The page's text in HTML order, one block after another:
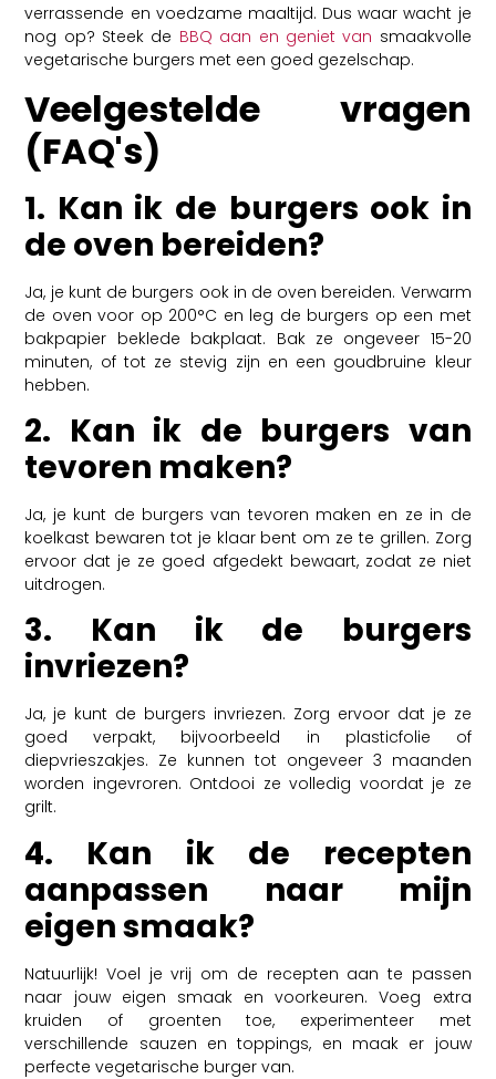
verrassende en voedzame maaltijd. Dus waar wacht je
nog op? Steek de BBQ aan en geniet van smaakvolle
vegetarische burgers met een goed gezelschap.
Veelgestelde vragen
(FAQ's)
1. Kan ik de burgers ook in
de oven bereiden?
Ja, je kunt de burgers ook in de oven bereiden. Verwarm
de oven voor op 200°C en leg de burgers op een met
bakpapier beklede bakplaat. Bak ze ongeveer 15-20
minuten, of tot ze stevig zijn en een goudbruine kleur
hebben.
2. Kan ik de burgers van
tevoren maken?
Ja, je kunt de burgers van tevoren maken en ze in de
koelkast bewaren tot je klaar bent om ze te grillen. Zorg
ervoor dat je ze goed afgedekt bewaart, zodat ze niet
uitdrogen.
3. Kan ik de burgers
invriezen?
Ja, je kunt de burgers invriezen. Zorg ervoor dat je ze
goed verpakt, bijvoorbeeld in plasticfolie of
diepvrieszakjes. Ze kunnen tot ongeveer 3 maanden
worden ingevroren. Ontdooi ze volledig voordat je ze
grilt.
4. Kan ik de recepten
aanpassen naar mijn
eigen smaak?
Natuurlijk! Voel je vrij om de recepten aan te passen
naar jouw eigen smaak en voorkeuren. Voeg extra
kruiden of groenten toe, experimenteer met
verschillende sauzen en toppings, en maak er jouw
perfecte vegetarische burger van.